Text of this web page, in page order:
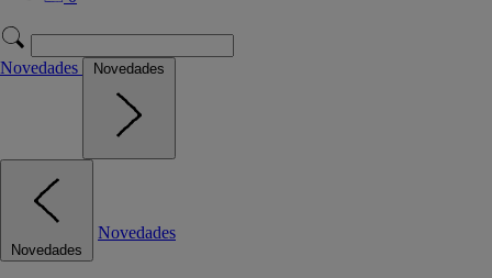
Novedades Novedades
Novedades
Novedades